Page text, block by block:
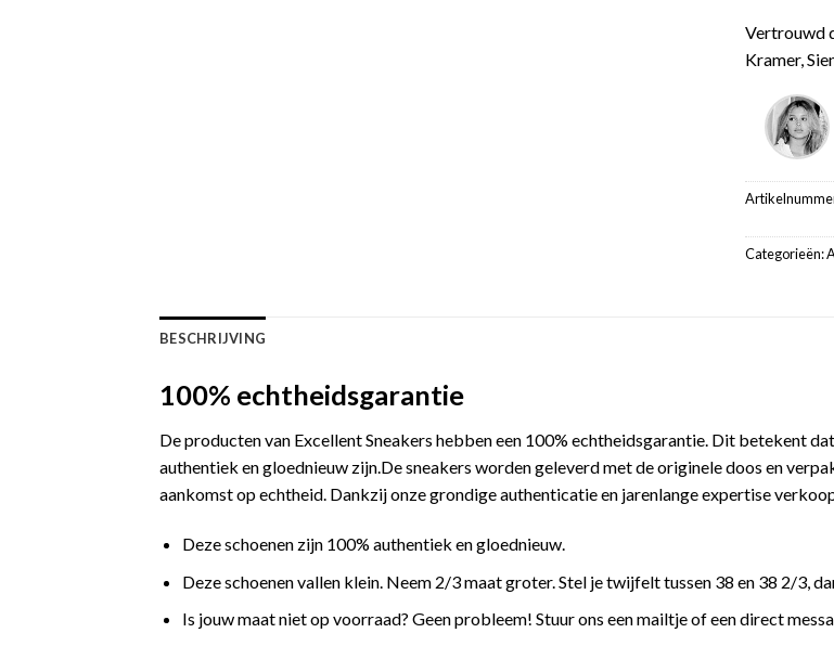
Vertrouwd
Kramer,
Categorieën:
BESCHRIJVING
100% echtheidsgarantie
De producten van Excellent Sneakers hebben een 100% echtheidsgarantie. Dit betekent
authentiek en gloednieuw zijn.De sneakers worden geleverd met de originele doos en
aankomst op echtheid. Dankzij onze grondige authenticatie en jarenlange expertise
Deze schoenen zijn 100% authentiek en gloednieuw.
Deze schoenen vallen klein. Neem 2/3 maat groter. Stel je twijfelt tussen 38 en 38 2/3,
Is jouw maat niet op voorraad? Geen probleem! Stuur ons een mailtje of een direct